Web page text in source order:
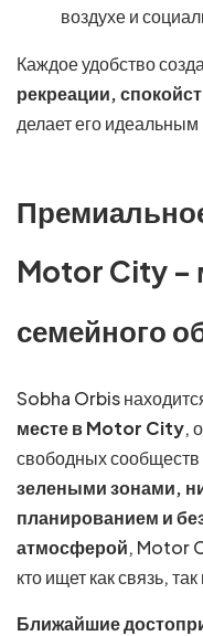
воздухе и
Каждое удобство
рекреации,
делает его
Motor City –
семейного
Sobha Orbis
месте в Motor City,
свободных
зелеными зонами,
планированием и
атмосферой, Motor
кто ищет как связь,
Ближайшие